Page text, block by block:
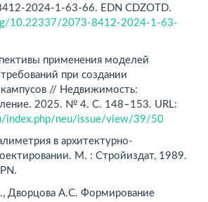
2024-1-63-66. EDN CDZOTD.
10.22337/2073-8412-2024-1-63-
применения моделей
при создании
кампусов // Недвижимость:
2025. № 4. С. 148–153. URL:
index.php/neu/issue/view/39/50
в архитектурно-
М. : Стройиздат, 1989.
Дворцова А.С. Формирование